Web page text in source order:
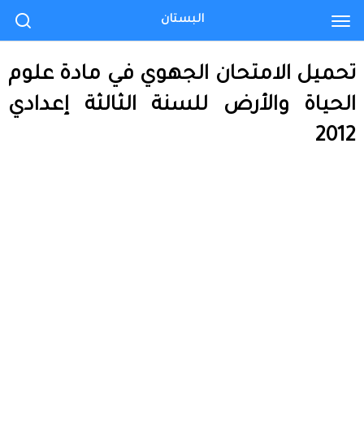
تحميل الامتحان الجهوي في مادة علوم
الحياة والأرض للسنة الثالثة إعدادي
2012
البستان